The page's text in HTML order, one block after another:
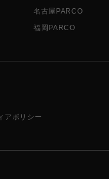
名古屋PARCO
福岡PARCO
アポリシー